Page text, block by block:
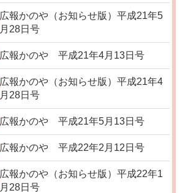
広報かのや（お知らせ版）平成21年5
月28日号
広報かのや 平成21年4月13日号
広報かのや（お知らせ版）平成21年4
月28日号
広報かのや 平成21年5月13日号
広報かのや 平成22年2月12日号
広報かのや（お知らせ版）平成22年1
月28日号